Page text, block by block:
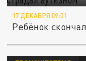
17 ДЕКАБРЯ 09:01
Ребёнок